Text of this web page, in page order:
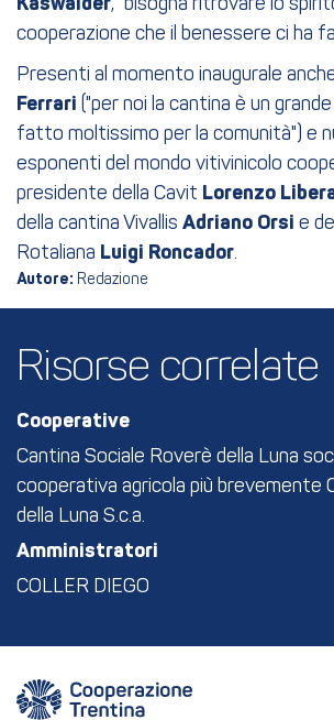
, "bisogna ritrovare lo
cooperazione che il benessere ci ha
Presenti al momento inaugurale
Ferrari ("per noi la cantina è un
fatto moltissimo per la comunità") e
esponenti del mondo vitivinicolo
presidente della Cavit Lorenzo
della cantina Vivallis Adriano Orsi e
Rotaliana Luigi Roncador.
Autore: Redazione
Risorse correlate
Cooperative
Cantina Sociale Roverè della Luna
cooperativa agricola più brevemente
della Luna S.c.a.
Amministratori
COLLER DIEGO